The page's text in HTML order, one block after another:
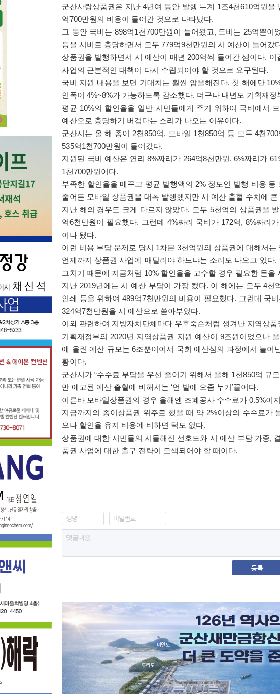
군산사랑상품권은 지난4년여 동안 발행 누계 1조4천610억원을
억700만원의 비용이 들어간 것으로 나타났다.
그 동안 국비는898억1천700만원이 들어왔고, 도비는 25억뿐이
등을 시비로 충당하면서 모두 779억9천만원의 시 예산이 들어갔
상품권을 발행하면서 시 예산이 매년 200억씩 들어간 셈이다. 이
사업의 근본적인 대책이 다시 수립되어야 할 것으로 요구된다.
국비 지원 내용을 보면 기대치는 훨씬 암울해진다. 첫 해에만
인폭이 4%~8%가 가능하도록 감소했다. 더구나 내년도 기획재
평균 10%의 할인율을 일반 시민들에게 주기 위하여 국비에서
예산으로 충당하기 버겁다는 소리가 나오는 이유이다.
군산시는 올 해 종이 2천850억, 모바일 1천850억 등 모두4천700
535억1천700만원이 들어갔다.
지원된 국비 예산은 연리 8%짜리가 264억8천만원 , 6%짜리가 61
1천700만원이다.
부족한 할인율을 메꾸고 평균 발행액의 2% 정도인 발행 비용 등
줄어든 모바일 상품권을 대폭 발행했지만 시 예산 출혈 수치에
지난 해의 경우도 크게 다르지 않았다. 모두 5천억의 상품권을
억6천만원이 필요했다. 그런데 4%짜리 국비가 172억, 8%짜리가
이나 됐다.
이런 비용 부담 문제로 당시 1차분 3천억원의 상품권에 대해서는
언제까지 상품권 사업에 매달려야 하느냐는 소리도 나오고 있다.
그치기 때문에 지금처럼 10% 할인율을 고수할 경우 필요한 돈을
지난 2019년에는 시 예산 부담이 가장 컸다. 이 해에는 모두4천
인쇄 등을 위하여 489억7천만원의 비용이 필요했다. 그런데 국
324억7천만원을 시 예산으로 쏟아부었다.
이와 관련하여 지방자치단체마다 우후죽순처럼 생겨난 지역상
기획재정부의 2020년 지역상품권 지원 예산이 9조원이었으나
에 올린 예산 규모는 6조뿐이어서 국회 예산심의 과정에서 늘어
황이다.
군산시가“수수료 부담을 우선 줄이기 위해서 올해 1천850억 규
만 예고된 예산 출혈에 비해서는 ‘언 발에 오줌 누기 ’꼴이다.
이른바 모바일상품권의 경우 올해엔 조폐공사 수수료가 0.5%이
지금까지의 종이상품권 위주로 했을 때 약 2%이상의 수수료가
으나 할인율 유지 비용에 비하면 턱도 없다.
상품권에 대한 시민들의 시들해진 선호도와 시 예산 부담 가중,
품권 사업에 대한 출구 전략이 모색되어야 할 때이다.